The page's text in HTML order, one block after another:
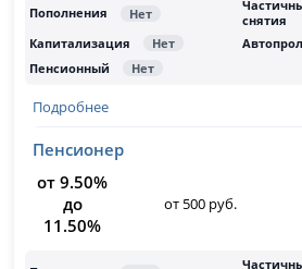
Подробнее
Пенсионер
от 9.50%
до
11.50%
от 500 руб.